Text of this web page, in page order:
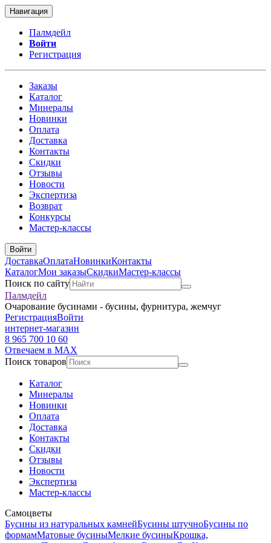
Навигация
Палмдейл
Войти
Регистрация
Заказы
Каталог
Минералы
Новинки
Оплата
Доставка
Контакты
Скидки
Отзывы
Новости
Экспертиза
Возврат
Конкурсы
Мастер-классы
Войти
ДоставкаОплатаНовинкиКонтакты
КаталогМои заказыСкидкиМастер-классы
Поиск по сайту
Палмдейл
Очарование бусинами - бусины, фурнитура, жемчуг
РегистрацияВойти
интернет-магазин
8 965 700 10 60
Отвечаем в MAX
Поиск товаров
Каталог
Минералы
Новинки
Оплата
Доставка
Контакты
Скидки
Отзывы
Новости
Экспертиза
Мастер-классы
Самоцветы
Бусины из натуральных камнейБусины штучноБусины по
формамМатовые бусиныМелкие бусиныКрошка,